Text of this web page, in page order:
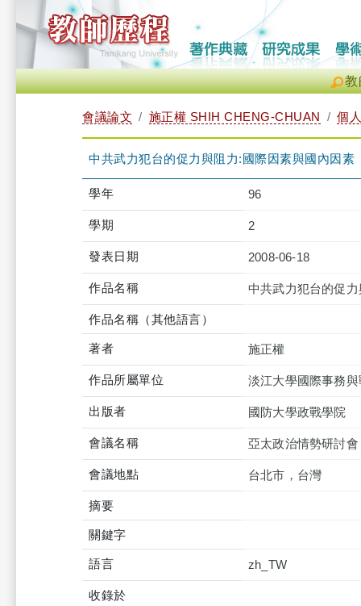
教
會議論文 施正權 SHIH CHENG-CHUAN 個
中共武力犯台的促力與阻力:國際因素與國內因素
學年 96
學期 2
發表日期 2008-06-18
作品名稱 中共武力犯台的促
作品名稱（其他語言）
著者 施正權
作品所屬單位 淡江大學國際事務
出版者 國防大學政戰學院
會議名稱 亞太政治情勢研討會
會議地點 台北市，台灣
摘要
關鍵字
語言 zh_TW
收錄於